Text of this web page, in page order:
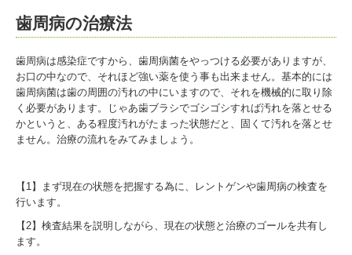
歯周病の治療法
歯周病は感染症ですから、歯周病菌をやっつける必要がありますが、
お口の中なので、それほど強い薬を使う事も出来ません。基本的には
歯周病菌は歯の周囲の汚れの中にいますので、それを機械的に取り除
く必要があります。じゃあ歯ブラシでゴシゴシすれば汚れを落とせる
かというと、ある程度汚れがたまった状態だと、固くて汚れを落とせ
ません。治療の流れをみてみましょう。
【1】まず現在の状態を把握する為に、レントゲンや歯周病の検査を
行います。
【2】検査結果を説明しながら、現在の状態と治療のゴールを共有し
ます。